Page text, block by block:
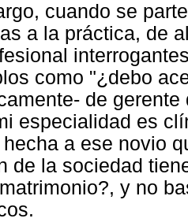
cuando se
a la práctica, de
como "¿debo
de
especialidad es
a ese novio
de la sociedad
y no